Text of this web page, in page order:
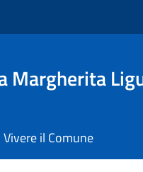
Margherita
Vivere il Comune